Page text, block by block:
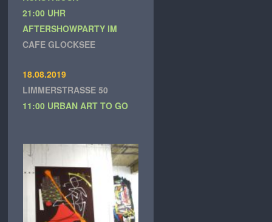
21:00 UHR
AFTERSHOWPARTY IM
CAFE GLOCKSEE
18.08.2019
LIMMERSTRASSE 50
11:00 URBAN ART TO GO